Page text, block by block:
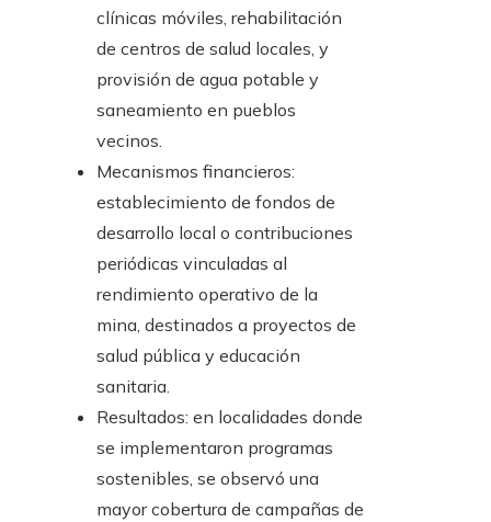
clínicas móviles, rehabilitación
de centros de salud locales, y
provisión de agua potable y
saneamiento en pueblos
vecinos.
Mecanismos financieros:
establecimiento de fondos de
desarrollo local o contribuciones
periódicas vinculadas al
rendimiento operativo de la
mina, destinados a proyectos de
salud pública y educación
sanitaria.
Resultados: en localidades donde
se implementaron programas
sostenibles, se observó una
mayor cobertura de campañas de